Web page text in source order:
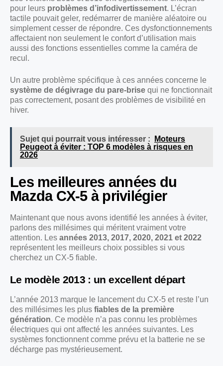
pour leurs problèmes d’infodivertissement. L’écran
tactile pouvait geler, redémarrer de manière aléatoire ou
simplement cesser de répondre. Ces dysfonctionnements
affectaient non seulement le confort d’utilisation mais
aussi des fonctions essentielles comme la caméra de
recul.
Un autre problème spécifique à ces années concerne le
système de dégivrage du pare-brise qui ne fonctionnait
pas correctement, posant des problèmes de visibilité en
hiver.
Sujet qui pourrait vous intéresser :
Moteurs
Peugeot à éviter : TOP 6 modèles à risques en
2026
Les meilleures années du
Mazda CX-5 à privilégier
Maintenant que nous avons identifié les années à éviter,
parlons des millésimes qui méritent vraiment votre
attention. Les années 2013, 2017, 2020, 2021 et 2022
représentent les meilleurs choix possibles si vous
cherchez un CX-5 fiable.
Le modèle 2013 : un excellent départ
L’année 2013 marque le lancement du CX-5 et reste l’un
des millésimes les plus fiables de la première
génération. Ce modèle n’a pas connu les problèmes
électriques qui ont affecté les années suivantes. Les
systèmes fonctionnent comme prévu et la batterie ne se
décharge pas mystérieusement.